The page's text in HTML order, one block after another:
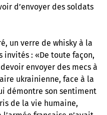
d’envoyer des soldats
un verre de whisky à la
invités : «De toute façon,
envoyer des mecs à
ukrainienne, face à la
démontre son sentiment
de la vie humaine,